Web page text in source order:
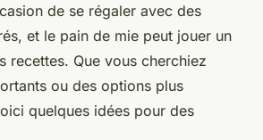
de se régaler avec des
et le pain de mie peut jouer un
recettes. Que vous cherchiez
ou des options plus
quelques idées pour des